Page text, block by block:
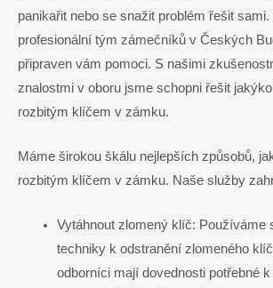
panikařit nebo se snažit problém řešit sami.
profesionální tým zámečníků v Českých
připraven vám pomoci. S našimi
znalostmi v oboru jsme schopni řešit
rozbitým klíčem v zámku.
Máme širokou škálu nejlepších způsobů,
rozbitým klíčem v zámku. Naše služby
Vytáhnout zlomený klíč: Používáme
techniky k odstranění zlomeného
odborníci mají dovednosti potřebné